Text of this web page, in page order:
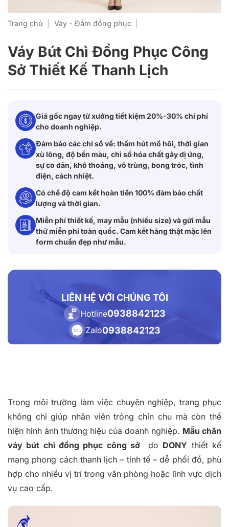
Trang chủ Váy - Đầm đồng phục
Váy Bút Chì Đồng Phục Công
Sở Thiết Kế Thanh Lịch
Giá gốc ngay từ xưởng tiết kiệm 20%-30% chi phí
cho doanh nghiệp.
Đảm bảo các chỉ số về: thấm hút mồ hôi, thời gian
xù lông, độ bền màu, chỉ số hóa chất gây dị ứng,
sự co dãn, khô thoáng, vô trùng, bong tróc, tĩnh
điện, cách nhiệt.
Có chế độ cam kết hoàn tiền 100% đảm bảo chất
lượng và thời gian.
Miễn phí thiết kế, may mẫu (nhiều size) và gửi mẫu
thử miễn phí toàn quốc. Cam kết hàng thật mặc lên
form chuẩn đẹp như mẫu.
LIÊN HỆ VỚI CHÚNG TÔI
Hotline0938842123
Zalo0938842123
Trong môi trường làm việc chuyên nghiệp, trang phục
không chỉ giúp nhân viên trông chỉn chu mà còn thể
hiện hình ảnh thương hiệu của doanh nghiệp. Mẫu chân
váy bút chì đồng phục công sở
do DONY thiết kế
mang phong cách thanh lịch – tinh tế – dễ phối đồ, phù
hợp cho nhiều vị trí trong văn phòng hoặc lĩnh vực dịch
vụ cao cấp.